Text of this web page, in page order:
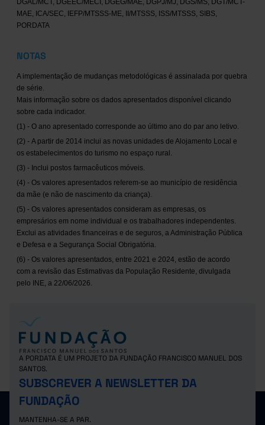
DGAL/MCT, DGEEC/MECI, DGEG/MAE, DGPJ/MJ, DGS/MS, DGT/MCT-
MAE, ICA/SEC, IEFP/MTSSS-ME, II/MTSSS, ISS/MTSSS, SIBS,
PORDATA
NOTAS
A implementação de mudanças metodológicas é assinalada por quebra
de série.
Mais informação sobre os dados apresentados disponível clicando
sobre cada indicador.
(1) - O ano apresentado corresponde ao último ano do par ano letivo.
(2) - A partir de 2014 inclui as novas unidades de Alojamento Local e
os estabelecimentos do turismo no espaço rural.
(3) - Inclui postos farmacêuticos móveis.
(4) - Os valores apresentados referem-se ao município de residência
da mãe (e não de nascimento da criança).
(5) - Os valores apresentados consideram as empresas, os
empresários em nome individual e os trabalhadores independentes.
Exclui as atividades financeiras e de seguros, a Administração Pública
e Defesa e a Segurança Social Obrigatória.
(6) - Os valores apresentados, entre 2021 e 2024, estão de acordo
com a revisão das Estimativas da População Residente, divulgada
pelo INE, a 22/06/2026.
A PORDATA É UM PROJETO DA FUNDAÇÃO FRANCISCO MANUEL DOS
SANTOS.
SUBSCREVER A NEWSLETTER DA
FUNDAÇÃO
MANTENHA-SE A PAR.